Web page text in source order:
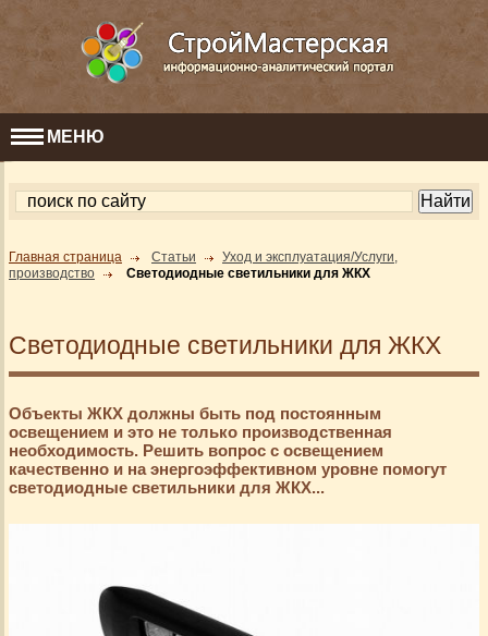
МЕНЮ
Главная страница Статьи
Уход и эксплуатация/Услуги,
производство
Светодиодные светильники для ЖКХ
Светодиодные светильники для ЖКХ
Объекты ЖКХ должны быть под постоянным
освещением и это не только производственная
необходимость. Решить вопрос с освещением
качественно и на энергоэффективном уровне помогут
светодиодные светильники для ЖКХ...